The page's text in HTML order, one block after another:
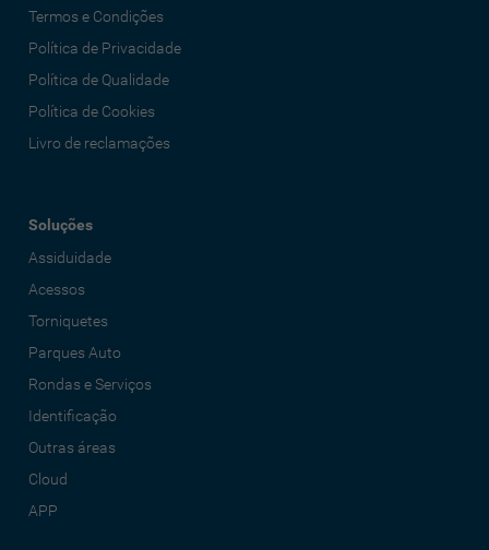
Termos e Condições
Política de Privacidade
Política de Qualidade
Política de Cookies
Livro de reclamações
Soluções
Assiduidade
Acessos
Torniquetes
Parques Auto
Rondas e Serviços
Identificação
Outras áreas
Cloud
APP